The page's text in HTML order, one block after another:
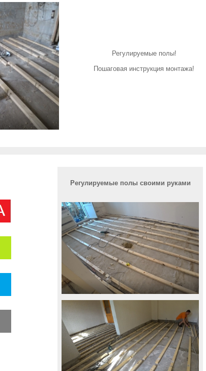
Регулируемые полы!
Пошаговая инструкция монтажа!
Регулируемые полы своими руками